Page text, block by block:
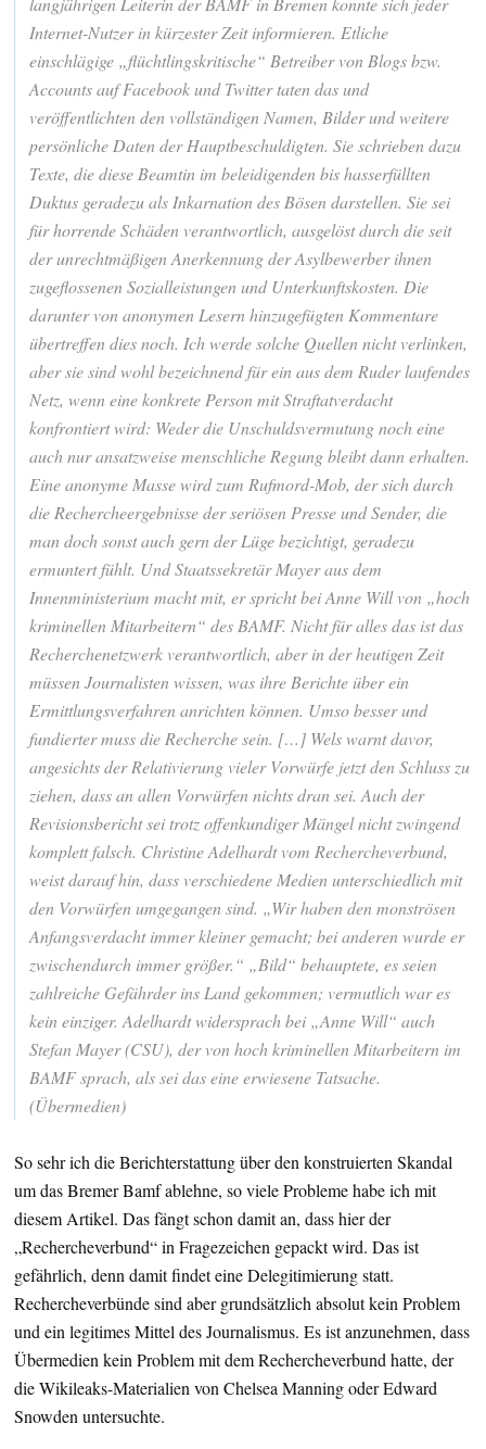
Internet-Nutzer in kürzester Zeit informieren. Etliche
einschlägige „flüchtlingskritische“ Betreiber von Blogs bzw.
Accounts auf Facebook und Twitter taten das und
veröffentlichten den vollständigen Namen, Bilder und weitere
persönliche Daten der Hauptbeschuldigten. Sie schrieben dazu
Texte, die diese Beamtin im beleidigenden bis hasserfüllten
Duktus geradezu als Inkarnation des Bösen darstellen. Sie sei
für horrende Schäden verantwortlich, ausgelöst durch die seit
der unrechtmäßigen Anerkennung der Asylbewerber ihnen
zugeflossenen Sozialleistungen und Unterkunftskosten. Die
darunter von anonymen Lesern hinzugefügten Kommentare
übertreffen dies noch. Ich werde solche Quellen nicht verlinken,
aber sie sind wohl bezeichnend für ein aus dem Ruder laufendes
Netz, wenn eine konkrete Person mit Straftatverdacht
konfrontiert wird: Weder die Unschuldsvermutung noch eine
auch nur ansatzweise menschliche Regung bleibt dann erhalten.
Eine anonyme Masse wird zum Rufmord-Mob, der sich durch
die Rechercheergebnisse der seriösen Presse und Sender, die
man doch sonst auch gern der Lüge bezichtigt, geradezu
ermuntert fühlt. Und Staatssekretär Mayer aus dem
Innenministerium macht mit, er spricht bei Anne Will von „hoch
kriminellen Mitarbeitern“ des BAMF. Nicht für alles das ist das
Recherchenetzwerk verantwortlich, aber in der heutigen Zeit
müssen Journalisten wissen, was ihre Berichte über ein
Ermittlungsverfahren anrichten können. Umso besser und
fundierter muss die Recherche sein. […] Wels warnt davor,
angesichts der Relativierung vieler Vorwürfe jetzt den Schluss zu
ziehen, dass an allen Vorwürfen nichts dran sei. Auch der
Revisionsbericht sei trotz offenkundiger Mängel nicht zwingend
komplett falsch. Christine Adelhardt vom Rechercheverbund,
weist darauf hin, dass verschiedene Medien unterschiedlich mit
den Vorwürfen umgegangen sind. „Wir haben den monströsen
Anfangsverdacht immer kleiner gemacht; bei anderen wurde er
zwischendurch immer größer.“ „Bild“ behauptete, es seien
zahlreiche Gefährder ins Land gekommen; vermutlich war es
kein einziger. Adelhardt widersprach bei „Anne Will“ auch
Stefan Mayer (CSU), der von hoch kriminellen Mitarbeitern im
BAMF sprach, als sei das eine erwiesene Tatsache.
(Übermedien)
So sehr ich die Berichterstattung über den konstruierten Skandal
um das Bremer Bamf ablehne, so viele Probleme habe ich mit
diesem Artikel. Das fängt schon damit an, dass hier der
„Rechercheverbund“ in Fragezeichen gepackt wird. Das ist
gefährlich, denn damit findet eine Delegitimierung statt.
Rechercheverbünde sind aber grundsätzlich absolut kein Problem
und ein legitimes Mittel des Journalismus. Es ist anzunehmen, dass
Übermedien kein Problem mit dem Rechercheverbund hatte, der
die Wikileaks-Materialien von Chelsea Manning oder Edward
Snowden untersuchte.